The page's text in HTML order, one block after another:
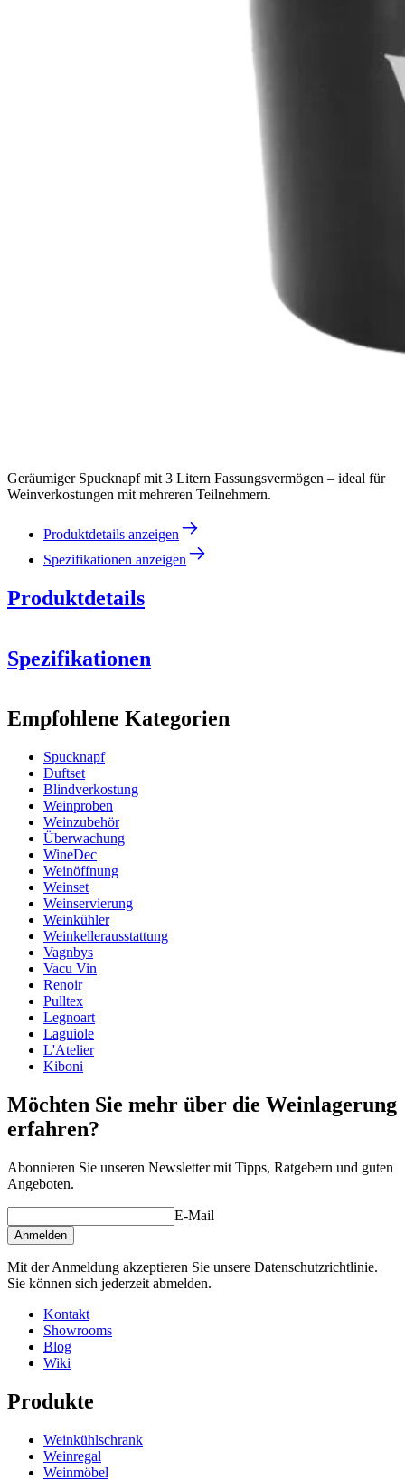
Geräumiger Spucknapf mit 3 Litern Fassungsvermögen – ideal für
Weinverkostungen mit mehreren Teilnehmern.
Produktdetails anzeigen
Spezifikationen anzeigen
Produktdetails
Spezifikationen
ProduktnummerWB-IB10
Abmessungen (BxHxT cm)
Höhe (cm)20.5
Breite (cm)14
Gewicht (kg)0.3
Tiefe (cm)21
Empfohlene Kategorien
Spucknapf
Duftset
Blindverkostung
Weinproben
Weinzubehör
Überwachung
WineDec
Weinöffnung
Weinset
Weinservierung
Weinkühler
Weinkellerausstattung
Vagnbys
Vacu Vin
Renoir
Pulltex
Legnoart
Laguiole
L'Atelier
Kiboni
Möchten Sie mehr über die Weinlagerung
erfahren?
Abonnieren Sie unseren Newsletter mit Tipps, Ratgebern und guten
Angeboten.
E-Mail
Anmelden
Mit der Anmeldung akzeptieren Sie unsere Datenschutzrichtlinie.
Sie können sich jederzeit abmelden.
Kontakt
Showrooms
Blog
Wiki
Produkte
Weinkühlschrank
Weinregal
Weinmöbel